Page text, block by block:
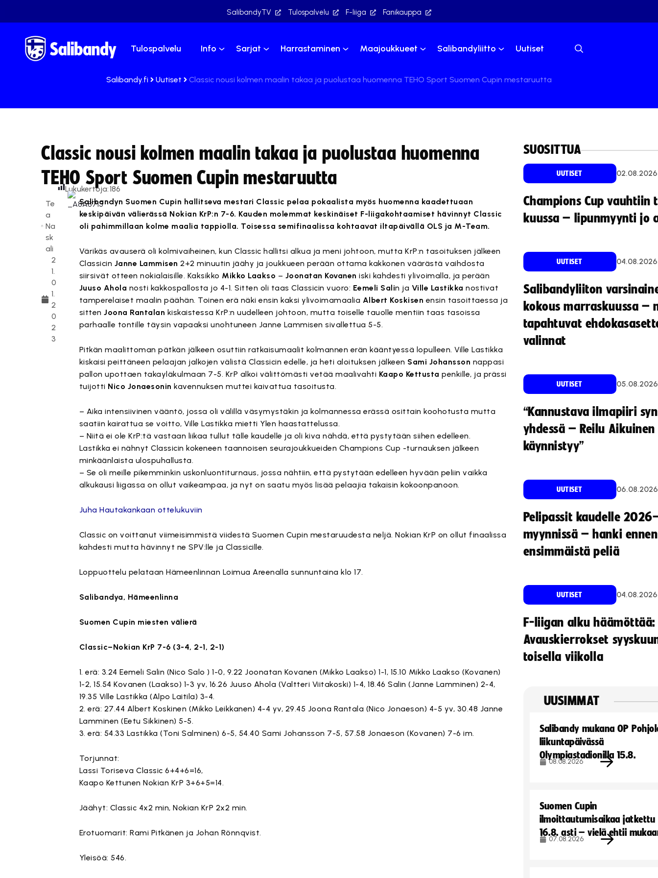
SalibandyTV Tulospalvelu F-liiga Fanikauppa
Tulospalvelu Info Sarjat Harrastaminen Maajoukkueet Salibandyliitto Uutiset
Salibandy.fi Uutiset Classic nousi kolmen maalin takaa ja puolustaa huomenna TEHO Sport Suomen Cupin mestaruutta
Classic nousi kolmen maalin takaa ja puolustaa huomenna
TEHO Sport Suomen Cupin mestaruutta
Te
a
Na
sk
ali
2
1.
0
1.
2
0
2
3
Lukukertoja:186
Salibandyn Suomen Cupin hallitseva mestari Classic pelaa pokaalista myös huomenna kaadettuaan
keskipäivän välierässä Nokian KrP:n 7-6. Kauden molemmat keskinäiset F-liigakohtaamiset hävinnyt Classic
oli pahimmillaan kolme maalia tappiolla. Toisessa semifinaalissa kohtaavat iltapäivällä OLS ja M-Team.
Värikäs avauserä oli kolmivaiheinen, kun Classic hallitsi alkua ja meni johtoon, mutta KrP:n tasoituksen jälkeen
Classicin Janne Lammisen 2+2 minuutin jäähy ja joukkueen perään ottama kakkonen väärästä vaihdosta
siirsivät otteen nokialaisille. Kaksikko Mikko Laakso – Joonatan Kovanen iski kahdesti ylivoimalla, ja perään
Juuso Ahola nosti kakkospallosta jo 4-1. Sitten oli taas Classicin vuoro: Eemeli Salin ja Ville Lastikka nostivat
tamperelaiset maalin päähän. Toinen erä näki ensin kaksi ylivoimamaalia Albert Koskisen ensin tasoittaessa ja
sittenJoona Rantalan kiskaistessa KrP:n uudelleen johtoon, mutta toiselle tauolle mentiin taas tasoissa
parhaalle tontille täysin vapaaksi unohtuneen Janne Lammisen sivallettua 5-5.
Pitkän maalittoman pätkän jälkeen osuttiin ratkaisumaalit kolmannen erän kääntyessä lopulleen. Ville Lastikka
kiskaisi peittäneen pelaajan jalkojen välistä Classicin edelle, ja heti aloituksen jälkeen Sami Johansson nappasi
pallon upottaen takayläkulmaan 7-5. KrP alkoi välittömästi vetää maalivahti Kaapo Kettusta penkille, ja prässi
tuijotti Nico Jonaesonin kavennuksen muttei kaivattua tasoitusta.
– Aika intensiivinen vääntö, jossa oli välillä väsymystäkin ja kolmannessa erässä osittain koohotusta mutta
saatiin kairattua se voitto, Ville Lastikka mietti Ylen haastattelussa.
– Niitä ei ole KrP:tä vastaan liikaa tullut tälle kaudelle ja oli kiva nähdä, että pystytään siihen edelleen.
Lastikka ei nähnyt Classicin kokeneen taannoisen seurajoukkueiden Champions Cup -turnauksen jälkeen
minkäänlaista ulospuhallusta.
– Se oli meille pikemminkin uskonluontiturnaus, jossa nähtiin, että pystytään edelleen hyvään peliin vaikka
alkukausi liigassa on ollut vaikeampaa, ja nyt on saatu myös lisää pelaajia takaisin kokoonpanoon.
Juha Hautakankaan ottelukuviin
Classic on voittanut viimeisimmistä viidestä Suomen Cupin mestaruudesta neljä. Nokian KrP on ollut finaalissa
kahdesti mutta hävinnyt ne SPV:lle ja Classicille.
Loppuottelu pelataan Hämeenlinnan Loimua Areenalla sunnuntaina klo 17.
Salibandya, Hämeenlinna
Suomen Cupin miesten välierä
Classic–Nokian KrP 7-6 (3-4, 2-1, 2-1)
1. erä: 3.24 Eemeli Salin (Nico Salo ) 1-0, 9.22 Joonatan Kovanen (Mikko Laakso) 1-1, 15.10 Mikko Laakso (Kovanen)
1-2, 15.54 Kovanen (Laakso) 1-3 yv, 16.26 Juuso Ahola (Valtteri Viitakoski) 1-4, 18.46 Salin (Janne Lamminen) 2-4,
19.35 Ville Lastikka (Alpo Laitila) 3-4.
2. erä: 27.44 Albert Koskinen (Mikko Leikkanen) 4-4 yv, 29.45 Joona Rantala (Nico Jonaeson) 4-5 yv, 30.48 Janne
Lamminen (Eetu Sikkinen) 5-5.
3. erä: 54.33 Lastikka (Toni Salminen) 6-5, 54.40 Sami Johansson 7-5, 57.58 Jonaeson (Kovanen) 7-6 im.
Torjunnat:
Lassi Toriseva Classic 6+4+6=16,
Kaapo Kettunen Nokian KrP 3+6+5=14.
Jäähyt: Classic 4x2 min, Nokian KrP 2x2 min.
Erotuomarit: Rami Pitkänen ja Johan Rönnqvist.
Yleisöä: 546.
SUOSITTUA
UUTISET 02.08.2026
Champions Cup vauhtiin
kuussa – lipunmyynti jo
UUTISET 04.08.2026
Salibandyliiton
kokous marraskuussa –
tapahtuvat
valinnat
UUTISET 05.08.2026
“Kannustava ilmapiiri
yhdessä – Reilu
käynnistyy”
UUTISET 06.08.2026
Pelipassit kaudelle
myynnissä – hanki ennen
ensimmäistä peliä
UUTISET 04.08.2026
F-liigan alku häämöttää:
Avauskierrokset
toisella viikolla
UUSIMMAT
Salibandy mukana OP
liikuntapäivässä
Olympiastadionilla 15.8.
08.08.2026
Suomen Cupin
ilmoittautumisaikaa jatkettu
16.8. asti – vielä ehtii
07.08.2026